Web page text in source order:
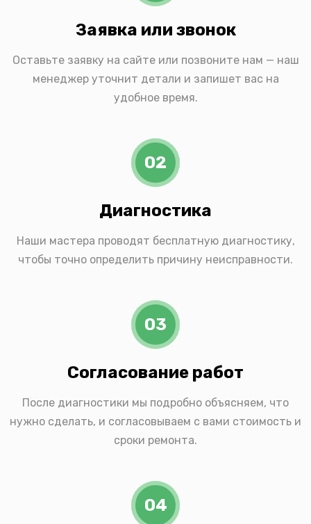
Заявка или звонок
Оставьте заявку на сайте или позвоните нам — наш
менеджер уточнит детали и запишет вас на
удобное время.
02
Диагностика
Наши мастера проводят бесплатную диагностику,
чтобы точно определить причину неисправности.
03
Согласование работ
После диагностики мы подробно объясняем, что
нужно сделать, и согласовываем с вами стоимость и
сроки ремонта.
04